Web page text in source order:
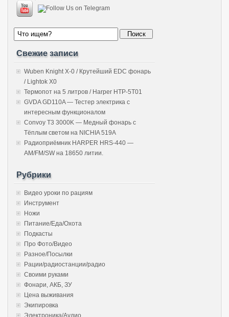
Свежие записи
Wuben Knight X-0 / Крутейший EDC фонарь
/ Lightok X0
Термопот на 5 литров / Harper HTP-5T01
GVDA GD110A — Тестер электрика с
интересным функционалом
Convoy T3 3000K — Медный фонарь с
Тёплым светом на NICHIA 519A
Радиоприёмник HARPER HRS-440 —
AM/FM/SW на 18650 литии.
Рубрики
Видео уроки по рациям
Инструмент
Ножи
Питание/Еда/Охота
Подкасты
Про Фото/Видео
Разное/Посылки
Рации/радиостанции/радио
Своими руками
Фонари, АКБ, ЗУ
Цена выживания
Экипировка